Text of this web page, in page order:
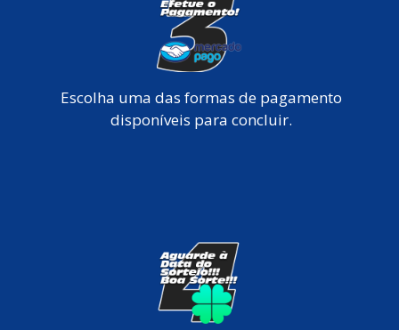
Escolha uma das formas de pagamento
disponíveis para concluir.